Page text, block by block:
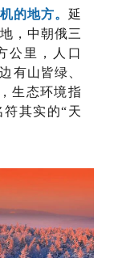
的地方。 延
，中朝俄三
公里，人口
有山皆绿、
生态环境指
其实的“天